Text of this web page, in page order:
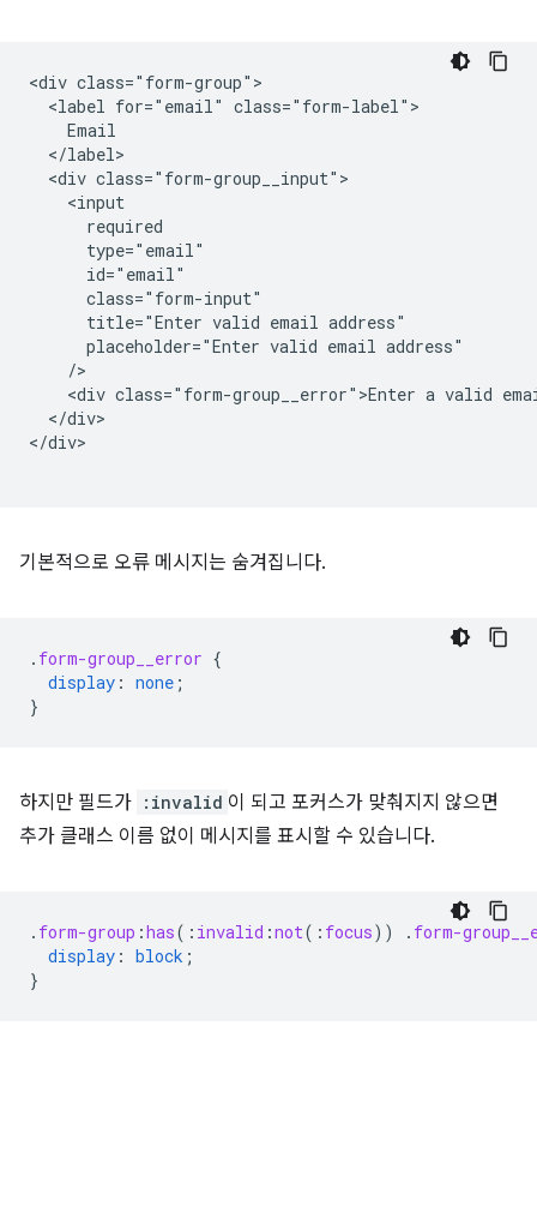
<div class="form-group">
  <label for="email" class="form-label">
    Email
  </label>
  <div class="form-group__input">
    <input
      required
      type="email"
      id="email"
      class="form-input"
      title="Enter valid email address"
      placeholder="Enter valid email address"
    />
<div class="form-group__error">Enter a valid
  </div>
</div>
기본적으로 오류 메시지는 숨겨집니다.
. form-group__error {
display : none ;
}
하지만 필드가 :invalid 이 되고 포커스가 맞춰지지 않으면
추가 클래스 이름 없이 메시지를 표시할 수 있습니다.
. form-group :has( : invalid :not( : focus)) . form-
display : block ;
}